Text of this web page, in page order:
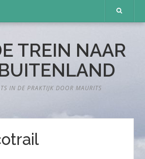
TREIN NAAR
IN DE PRAKTIJK DOOR MAURITS